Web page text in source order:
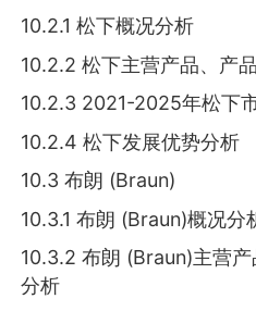
10.2.1 松下概况分析
10.2.2 松下主营产品、产
10.2.3 2021-2025年松下
10.2.4 松下发展优势分析
10.3 布朗 (Braun)
10.3.1 布朗 (Braun)概况分
10.3.2 布朗 (Braun)主营
分析